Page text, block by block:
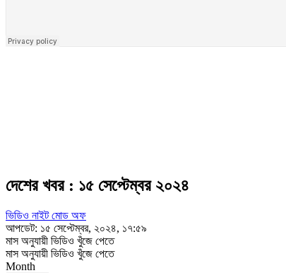
দেশের খবর : ১৫ সেপ্টেম্বর ২০২৪
ভিডিও নাইট মোড অফ
আপডেট: ১৫ সেপ্টেম্বর, ২০২৪, ১৭:৫৯
মাস অনুযায়ী ভিডিও খুঁজে পেতে
মাস অনুযায়ী ভিডিও খুঁজে পেতে
Month